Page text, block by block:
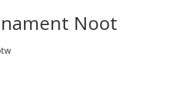
Noot